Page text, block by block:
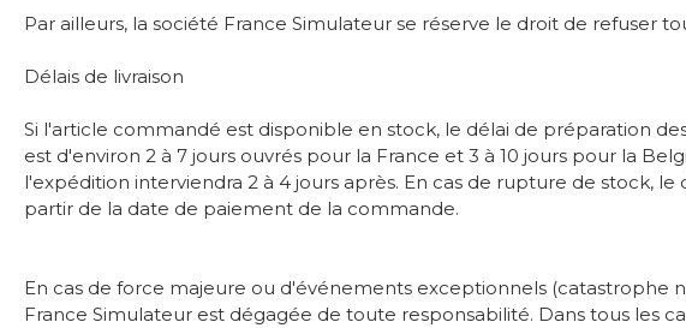
Par ailleurs, la société France Simulateur se réserve le droit de refuser
Délais de livraison
Si l'article commandé est disponible en stock, le délai de préparation
est d'environ 2 à 7 jours ouvrés pour la France et 3 à 10 jours pour la
l'expédition interviendra 2 à 4 jours après. En cas de rupture de stock,
partir de la date de paiement de la commande.
En cas de force majeure ou d'événements exceptionnels (catastrophe
France Simulateur est dégagée de toute responsabilité. Dans tous les